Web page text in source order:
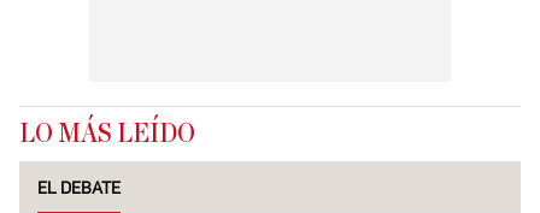
LO MÁS LEÍDO
EL DEBATE